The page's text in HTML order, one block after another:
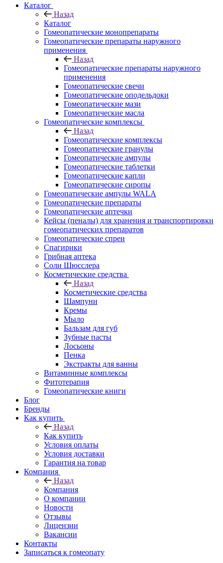
Каталог
Назад
Каталог
Гомеопатические монопрепараты
Гомеопатические препараты наружного
применения
Назад
Гомеопатические препараты наружного
применения
Гомеопатические свечи
Гомеопатические оподельдоки
Гомеопатические мази
Гомеопатические масла
Гомеопатические комплексы
Назад
Гомеопатические комплексы
Гомеопатические гранулы
Гомеопатические ампулы
Гомеопатические таблетки
Гомеопатические капли
Гомеопатические сиропы
Гомеопатические ампулы WALA
Гомеопатические препараты
Гомеопатические аптечки
Кейсы (пеналы) для хранения и транспортировки
гомеопатических препаратов
Гомеопатические спреи
Спагирики
Грибная аптека
Соли Шюсслера
Косметические средства
Назад
Косметические средства
Шампуни
Кремы
Мыло
Бальзам для губ
Зубные пасты
Лосьоны
Пенка
Экстракты для ванны
Витаминные комплексы
Фитотерапия
Гомеопатические книги
Блог
Бренды
Как купить
Назад
Как купить
Условия оплаты
Условия доставки
Гарантия на товар
Компания
Назад
Компания
О компании
Новости
Отзывы
Лицензии
Вакансии
Контакты
Записаться к гомеопату